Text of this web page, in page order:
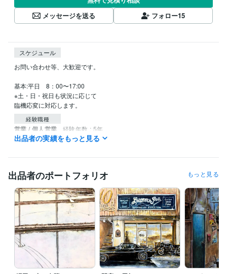
メッセージを送る
フォロー15
スケジュール
お問い合わせ等、大歓迎です。
基本:平日　8：00〜17:00
※土・日・祝日も状況に応じて
臨機応変に対応します。
経験職種
営業 / 個人営業 経験年数 : 5年
メディア・出版・広告 / クリエイティブ・アートディレクター
ライフスタイル・その他 / 講師・インストラクター 経験年数 : 2年
職歴
YAMANE art club 2022年5月 ~ 現在
株式会社スクロール 1994年3月 ~ 2012年2月
受賞歴
第40回一陽展　一陽賞 第37回一陽展　奨励賞 第38回一陽展　奨励
賞 第3回　八戸市美術報奨
得意分野
イラスト作成・漫画制作 色鉛筆画 油絵
出品者の実績をもっと見る
出品者のポートフォリオ もっと見る